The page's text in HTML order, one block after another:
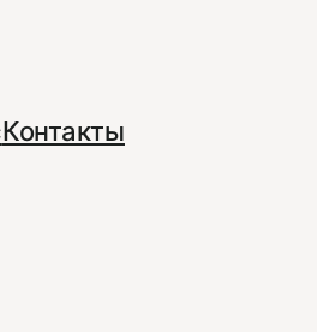
Контакты